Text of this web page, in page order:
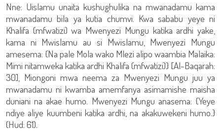
Nne: Uislamu unaita kushughulika na mwanadamu kama
mwanadamu bila ya kutia chumvi. Kwa sababu yeye ni
Khalifa (mfwatizi) wa Mwenyezi Mungu katika ardhi yake,
kama ni Mwislamu au si Mwislamu, Mwenyezi Mungu
amesema: {Na pale Mola wako Mlezi alipo waambia Malaika:
Mimi nitamweka katika ardhi Khalifa (mfwatizi)} [Al-Baqarah:
30], Miongoni mwa neema za Mwenyezi Mungu juu ya
mwanadamu ni kwamba amemfanya asimamishe maisha
duniani na akae humo. Mwenyezi Mungu anasema: {Yeye
ndiye aliye kuumbeni katika ardhi, na akakuwekeni humo.}
(Hud: 61).